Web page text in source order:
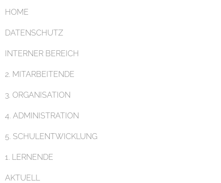
HOME
DATENSCHUTZ
INTERNER BEREICH
2. MITARBEITENDE
3. ORGANISATION
4. ADMINISTRATION
5. SCHULENTWICKLUNG
1. LERNENDE
AKTUELL